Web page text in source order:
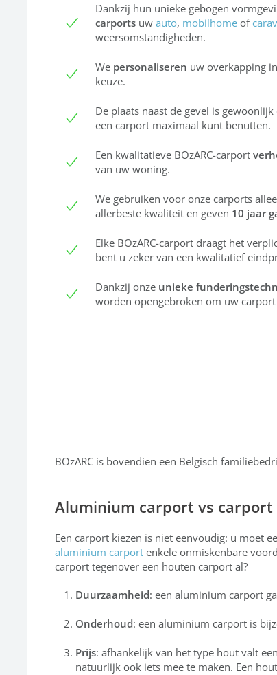
Dankzij hun unieke gebogen
carports uw auto, mobilhome of
weersomstandigheden.
We personaliseren uw overkapping
keuze.
De plaats naast de gevel is gewoonlijk
een carport maximaal kunt benutten.
Een kwalitatieve BOzARC-carport
van uw woning.
We gebruiken voor onze carports
allerbeste kwaliteit en geven 10 jaar
Elke BOzARC-carport draagt het
bent u zeker van een kwalitatief
Dankzij onze unieke
worden opengebroken om uw carport
BOzARC is bovendien een Belgisch
Aluminium carport vs
Een carport kiezen is niet eenvoudig: u moet
aluminium carport enkele onmiskenbare
carport tegenover een houten carport al?
Duurzaamheid: een aluminium carport
Onderhoud: een aluminium carport is
Prijs: afhankelijk van het type hout valt
natuurlijk ook iets mee te maken. Een